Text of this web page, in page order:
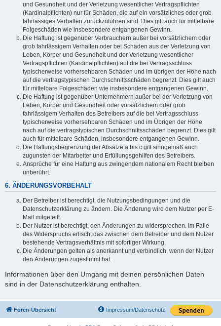
und Gesundheit und der Verletzung wesentlicher Vertragspflichten
(Kardinalpflichten) nur für Schäden, die auf ein vorsätzliches oder grob
fahrlässiges Verhalten zurückzuführen sind. Dies gilt auch für mittelbare
Folgeschäden wie insbesondere entgangenen Gewinn.
Die Haftung ist gegenüber Verbrauchern außer bei vorsätzlichem oder
grob fahrlässigem Verhalten oder bei Schäden aus der Verletzung von
Leben, Körper und Gesundheit und der Verletzung wesentlicher
Vertragspflichten (Kardinalpflichten) auf die bei Vertragsschluss
typischerweise vorhersehbaren Schäden und im übrigen der Höhe nach
auf die vertragstypischen Durchschnittsschäden begrenzt. Dies gilt auch
für mittelbare Folgeschäden wie insbesondere entgangenen Gewinn.
Die Haftung ist gegenüber Unternehmern außer bei der Verletzung von
Leben, Körper und Gesundheit oder vorsätzlichem oder grob
fahrlässigem Verhalten des Betreibers auf die bei Vertragsschluss
typischerweise vorhersehbaren Schäden und im Übrigen der Höhe
nach auf die vertragstypischen Durchschnittsschäden begrenzt. Dies gilt
auch für mittelbare Schäden, insbesondere entgangenen Gewinn.
Die Haftungsbegrenzung der Absätze a bis c gilt sinngemäß auch
zugunsten der Mitarbeiter und Erfüllungsgehilfen des Betreibers.
Ansprüche für eine Haftung aus zwingendem nationalem Recht bleiben
unberührt.
6. ÄNDERUNGSVORBEHALT
Der Betreiber ist berechtigt, die Nutzungsbedingungen und die
Datenschutzerklärung zu ändern. Die Änderung wird dem Nutzer per E-
Mail mitgeteilt.
Der Nutzer ist berechtigt, den Änderungen zu widersprechen. Im Falle
des Widerspruchs erlischt das zwischen dem Betreiber und dem Nutzer
bestehende Vertragsverhältnis mit sofortiger Wirkung.
Die Änderungen gelten als anerkannt und verbindlich, wenn der Nutzer
den Änderungen zugestimmt hat.
Informationen über den Umgang mit deinen persönlichen Daten
sind in der Datenschutzerklärung enthalten.
Foren-Übersicht Impressum/Datenschutz